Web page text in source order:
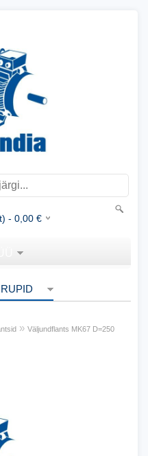
- 0,00€
» Väljundflants MK67 D=250